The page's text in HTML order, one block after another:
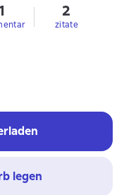
2
zitate
legen